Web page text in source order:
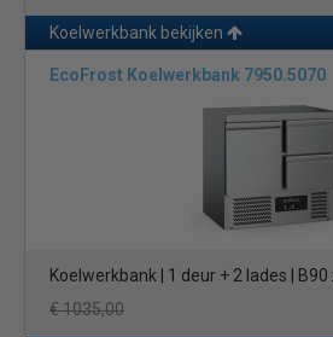
een zeer snelle bezorging en geld terug
Klimaatklasse 4 = +30°C en een
Klimaatklasse 5 = +40°C en een
Klimaatklasse 7 = +35°C en een
van 75%
Klimaatklasse SN =
Koelwerkbank bekijken
EcoFrost Koelwerkbank 7950.5070
Koelwerkbank | 1 deur + 2 lades | B90
€ 1035,00